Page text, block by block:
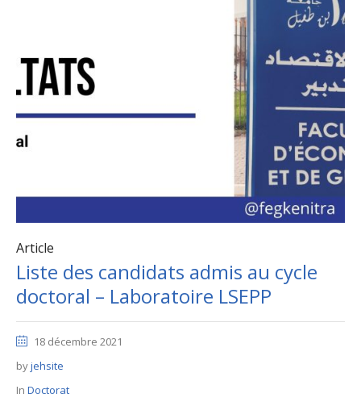
Article
Liste des candidats admis au cycle
doctoral – Laboratoire LSEPP
18 décembre 2021
byjehsite
In Doctorat